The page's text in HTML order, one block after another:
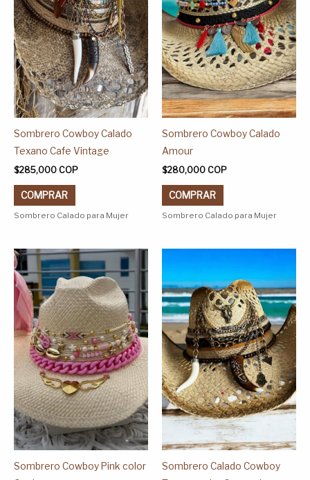
Sombrero Cowboy Calado
Texano Cafe Vintage
$285,000 COP
COMPRAR
Las
opciones
se
pueden
elegir
en
la
página
de
producto
Sombrero Calado para Mujer
Sombrero Cowboy Calado
Amour
$280,000 COP
COMPRAR
Las
opciones
se
pueden
elegir
en
la
página
producto
Sombrero Calado para Mujer
Sombrero Cowboy Pink color
Este
producto
tiene
múltiples
variantes.
Las
opciones
se
pueden
elegir
en
la
página
Sombrero Calado Cowboy
tiene
múltiples
variantes.
Las
opciones
se
pueden
elegir
en
la
página